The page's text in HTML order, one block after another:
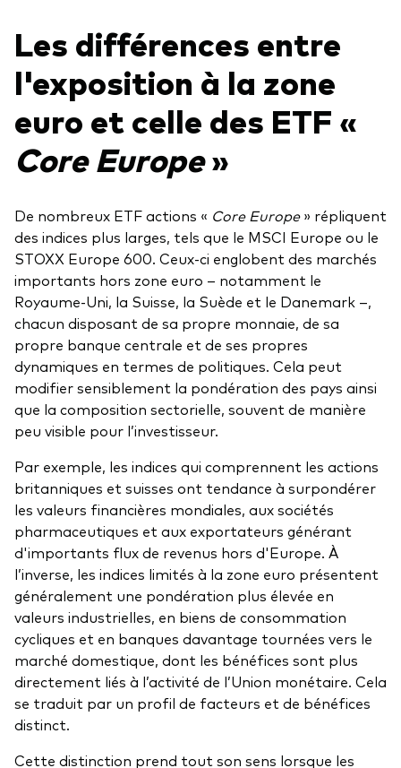
Les différences entre
l'exposition à la zone
euro et celle des ETF «
Core Europe»
De nombreux ETF actions « Core Europe» répliquent
des indices plus larges, tels que le MSCI Europe ou le
STOXX Europe 600. Ceux-ci englobent des marchés
importants hors zone euro – notamment le
Royaume-Uni, la Suisse, la Suède et le Danemark –,
chacun disposant de sa propre monnaie, de sa
propre banque centrale et de ses propres
dynamiques en termes de politiques. Cela peut
modifier sensiblement la pondération des pays ainsi
que la composition sectorielle, souvent de manière
peu visible pour l’investisseur.
Par exemple, les indices qui comprennent les actions
britanniques et suisses ont tendance à surpondérer
les valeurs financières mondiales, aux sociétés
pharmaceutiques et aux exportateurs générant
d'importants flux de revenus hors d'Europe. À
l’inverse, les indices limités à la zone euro présentent
généralement une pondération plus élevée en
valeurs industrielles, en biens de consommation
cycliques et en banques davantage tournées vers le
marché domestique, dont les bénéfices sont plus
directement liés à l’activité de l’Union monétaire. Cela
se traduit par un profil de facteurs et de bénéfices
distinct.
Cette distinction prend tout son sens lorsque les